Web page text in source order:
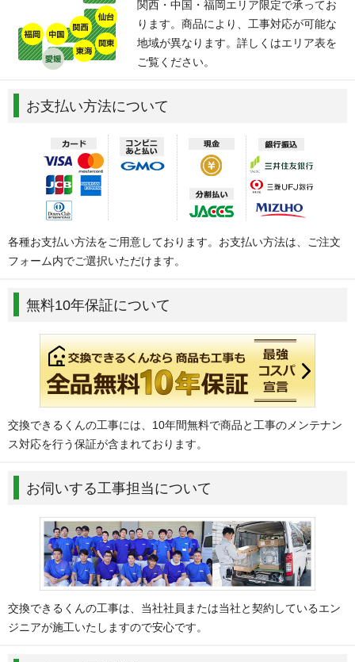
関西・中国・福岡エリア限定で承ってお
ります。商品により、工事対応が可能な
地域が異なります。詳しくはエリア表を
ご覧ください。
お支払い方法について
各種お支払い方法をご用意しております。お支払い方法は、ご注文
フォーム内でご選択いただけます。
無料10年保証について
交換できるくんの工事には、10年間無料で商品と工事のメンテナン
ス対応を行う保証が含まれております。
お伺いする工事担当について
交換できるくんの工事は、当社社員または当社と契約しているエン
ジニアが施工いたしますので安心です。